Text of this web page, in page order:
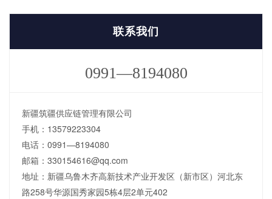
联系我们
0991—8194080
新疆筑疆供应链管理有限公司
手机：13579223304
电话：0991—8194080
邮箱：330154616@qq.com
地址：新疆乌鲁木齐高新技术产业开发区（新市区）河北东
路258号华源国秀家园5栋4层2单元402